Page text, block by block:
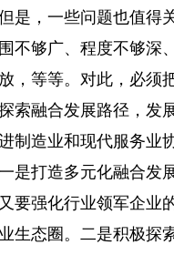
是，一些问题也值得
不够广、程度不够深
，等等。对此，必须
索融合发展路径，发
制造业和现代服务业
是打造多元化融合发
要强化行业领军企业
生态圈。二是积极探